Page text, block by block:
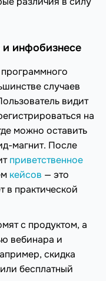
инфобизнесе
случаев
видит
на
можно оставить
магнит. После
приветственное
кейсов — это
в практической
с продуктом, а
вебинара и
скидка
бесплатный